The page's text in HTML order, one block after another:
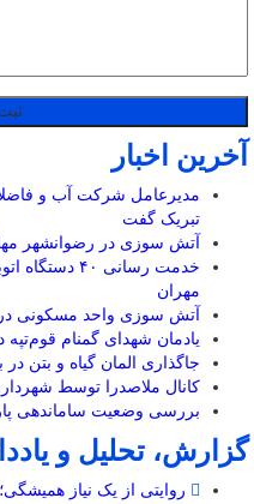
آخرین اخبار
مدیرعامل شرکت آب و
تبریک گفت
آتش سوزی در رضوانشهر
خدمت رسانی
مهران
آتش سوزی واحد مسکونی
یادمان شهدای گمنام قوم‌تپه
جاگذاری المان گیاه و بتن
کانال ملاصدرا توسط شهرداری منطقه ۲
بررسی وضعیت ساماندهی
گزارش، تحلیل و
روایتی از یک نیاز